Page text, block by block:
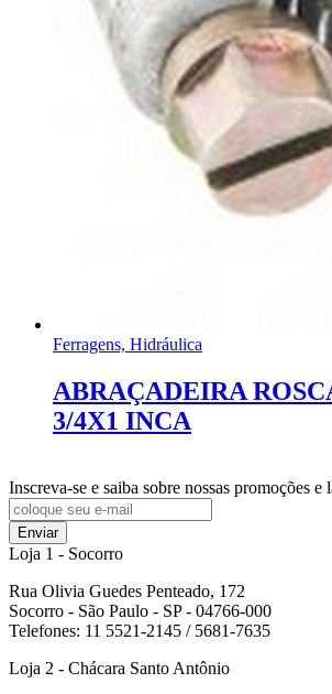
Ferragens, Hidráulica
ABRAÇADEIRA
3/4X1 INCA
Inscreva-se e saiba sobre nossas promoções e
Enviar
Loja 1 - Socorro
Rua Olivia Guedes Penteado, 172
Socorro - São Paulo - SP - 04766-000
Telefones: 11 5521-2145 / 5681-7635
Loja 2 - Chácara Santo Antônio